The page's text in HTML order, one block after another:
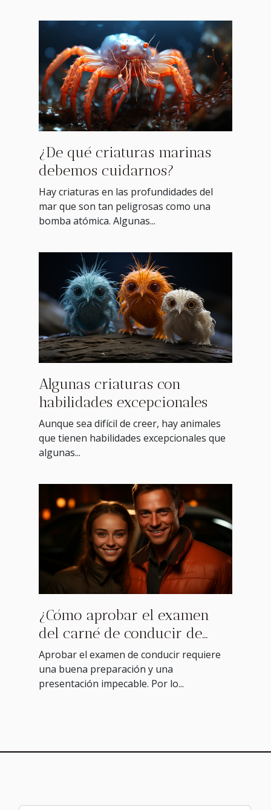
¿De qué criaturas marinas
debemos cuidarnos?
Hay criaturas en las profundidades del
mar que son tan peligrosas como una
bomba atómica. Algunas...
Algunas criaturas con
habilidades excepcionales
Aunque sea difícil de creer, hay animales
que tienen habilidades excepcionales que
algunas...
¿Cómo aprobar el examen
del carné de conducir de
forma brillante?
Aprobar el examen de conducir requiere
una buena preparación y una
presentación impecable. Por lo...